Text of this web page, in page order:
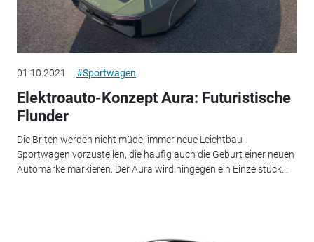
01.10.2021 #Sportwagen
Elektroauto-Konzept Aura: Futuristische
Flunder
Die Briten werden nicht müde, immer neue Leichtbau-
Sportwagen vorzustellen, die häufig auch die Geburt einer neuen
Automarke markieren. Der Aura wird hingegen ein Einzelstück...